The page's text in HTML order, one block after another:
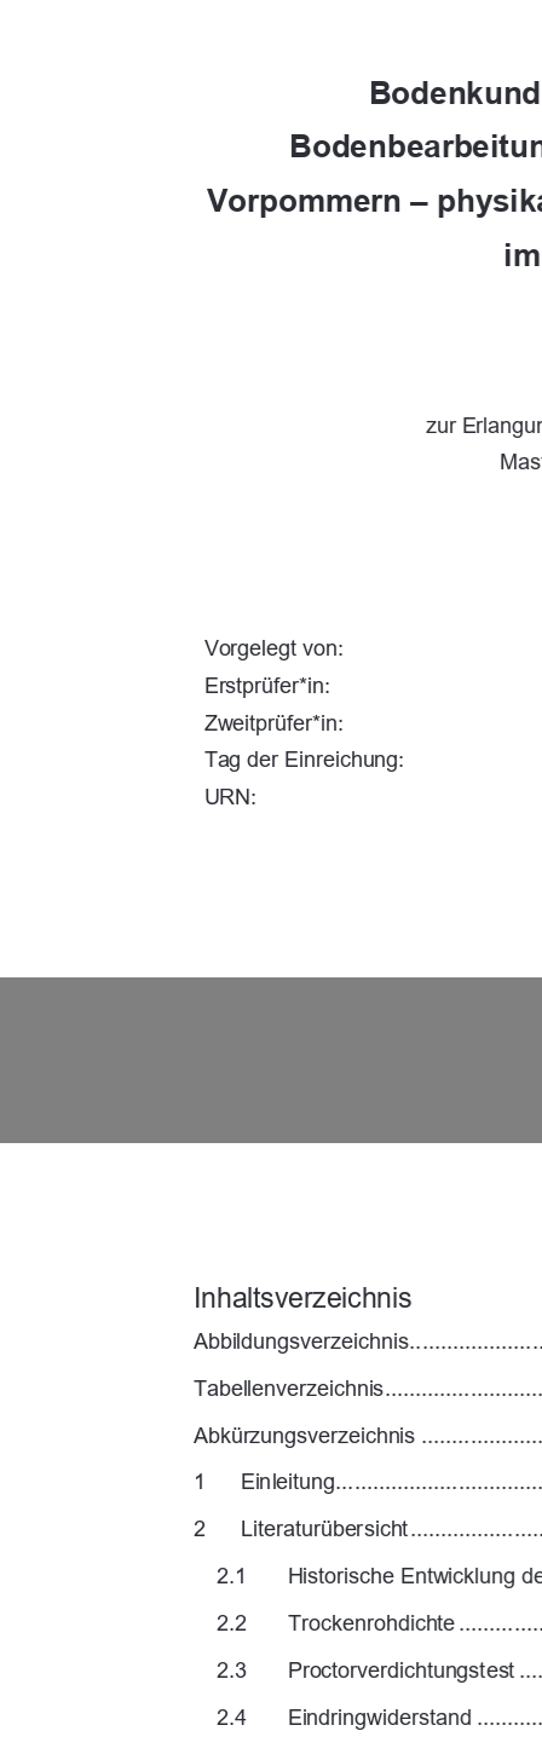
Vorpommern –
zur
Vorgelegt von:
Erstprüfer*in:
Zweitprüfer*in:
Tag der Einreichung:
URN:
Inhaltsverzeichnis
Abbildungsverzeichnis
Tabellenverzeichnis
Abkürzungsverzeichnis
1
2 Literaturübersicht
2.1 Historische Entwicklung
2.2 Trockenrohdichte
2.3 Proctorverdichtungstest
2.4 Eindringwiderstand